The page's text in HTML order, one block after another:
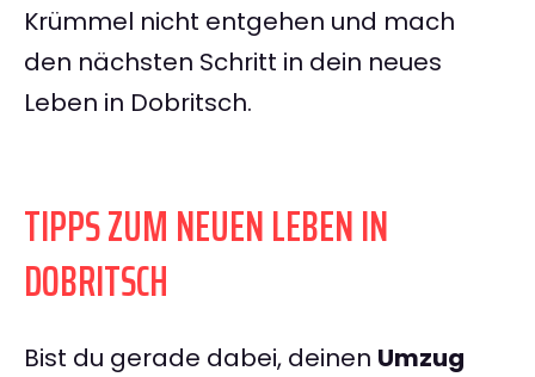
Krümmel nicht entgehen und mach
den nächsten Schritt in dein neues
Leben in Dobritsch.
TIPPS ZUM NEUEN LEBEN IN
DOBRITSCH
Bist du gerade dabei, deinen Umzug